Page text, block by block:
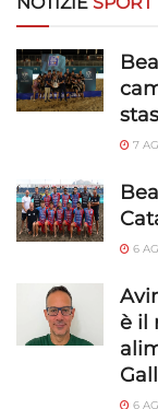
Funzionalità
Abbinare e
fonti di dati,
Identificare i
Utilizzare dati
Riconoscere i
Garantire la
rilevare frodi,
e presentare
Salvare e
7
6
è il
6